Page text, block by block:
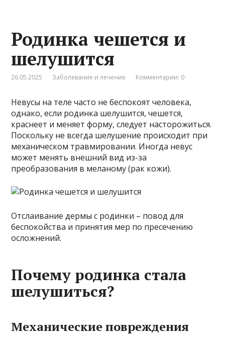
Родинка чешется и
шелушится
26.05.2025 Заболевание и лечение Комментарии: 0
Невусы на теле часто не беспокоят человека,
однако, если родинка шелушится, чешется,
краснеет и меняет форму, следует насторожиться.
Поскольку не всегда шелушение происходит при
механическом травмировании. Иногда невус
может менять внешний вид из-за
преобразования в меланому (рак кожи).
Отслаивание дермы с родинки – повод для
беспокойства и принятия мер по пресечению
осложнений.
Почему родинка стала
шелушиться?
Механические повреждения